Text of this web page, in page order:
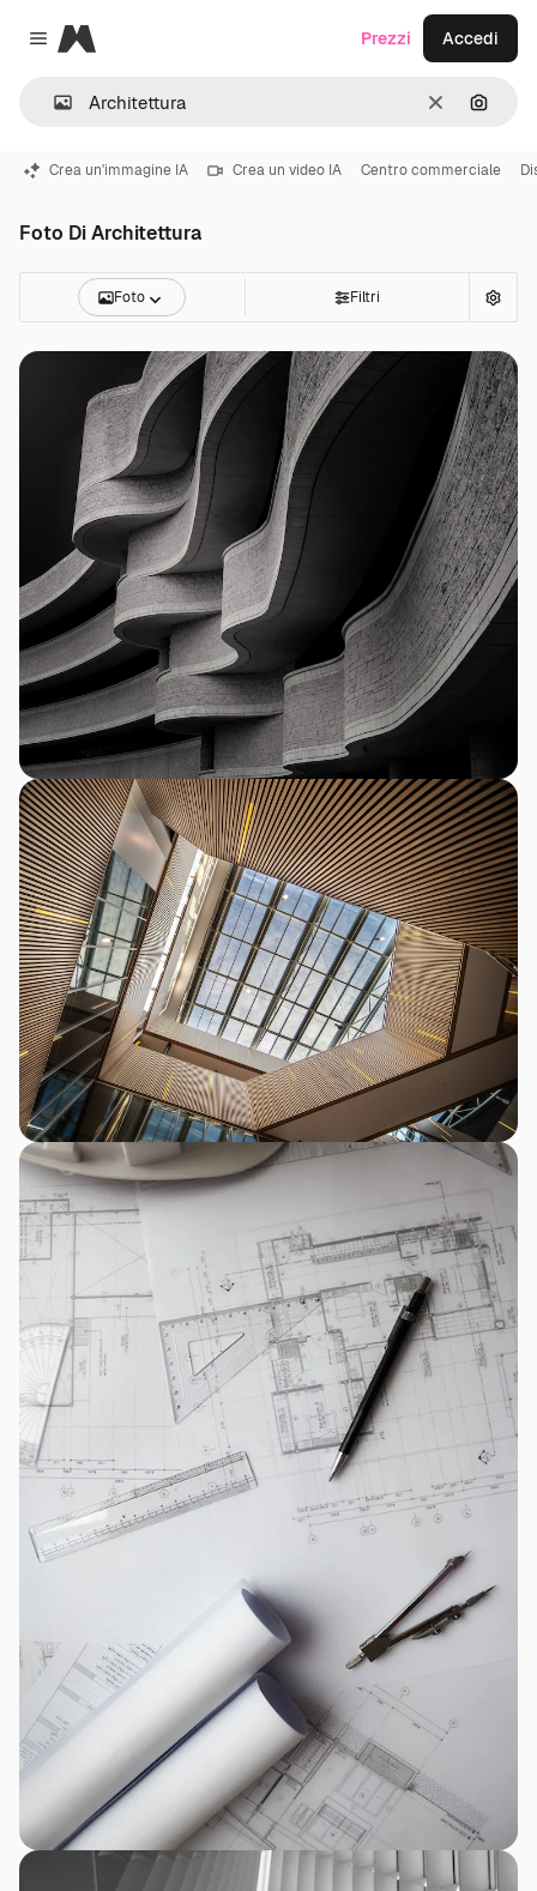
Close menu
Magnific
CancellaCerca
Prezzi Accedi
Crea un'immagine IA Crea un video IA Centro commerciale
Foto Di Architettura
Foto Filtri